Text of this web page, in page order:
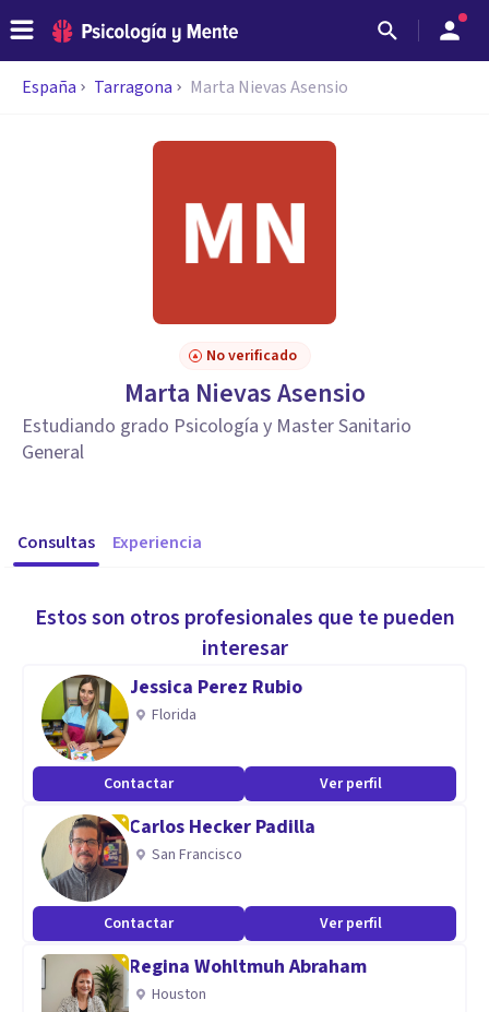
España Tarragona Marta Nievas Asensio
No verificado
Marta Nievas Asensio
Estudiando grado Psicología y Master Sanitario
General
Consultas Experiencia
Estos son otros profesionales que te pueden
interesar
Jessica Perez Rubio
Florida
Contactar Ver perfil
Carlos Hecker Padilla
San Francisco
Contactar Ver perfil
Regina Wohltmuh Abraham
Houston